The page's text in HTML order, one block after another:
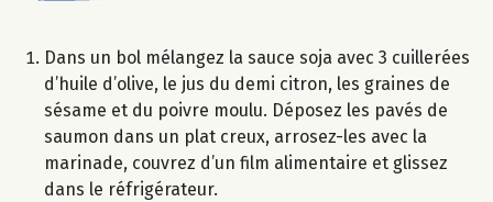
Dans un bol mélangez la sauce soja avec 3 cuillerées
d’huile d’olive, le jus du demi citron, les graines de
sésame et du poivre moulu. Déposez les pavés de
saumon dans un plat creux, arrosez-les avec la
marinade, couvrez d’un film alimentaire et glissez
dans le réfrigérateur.